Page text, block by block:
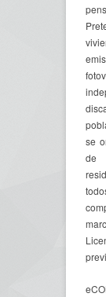
se
de